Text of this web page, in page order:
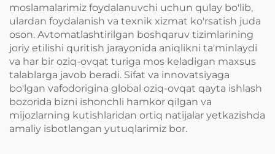
moslamalarimiz foydalanuvchi uchun qulay bo'lib,
ulardan foydalanish va texnik xizmat ko'rsatish juda
oson. Avtomatlashtirilgan boshqaruv tizimlarining
joriy etilishi quritish jarayonida aniqlikni ta'minlaydi
va har bir oziq-ovqat turiga mos keladigan maxsus
talablarga javob beradi. Sifat va innovatsiyaga
bo'lgan vafodorigina global oziq-ovqat qayta ishlash
bozorida bizni ishonchli hamkor qilgan va
mijozlarning kutishlaridan ortiq natijalar yetkazishda
amaliy isbotlangan yutuqlarimiz bor.